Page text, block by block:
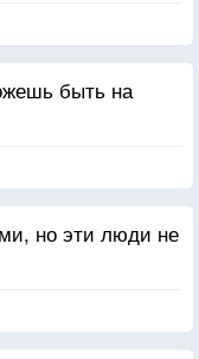
быть на
но эти люди не